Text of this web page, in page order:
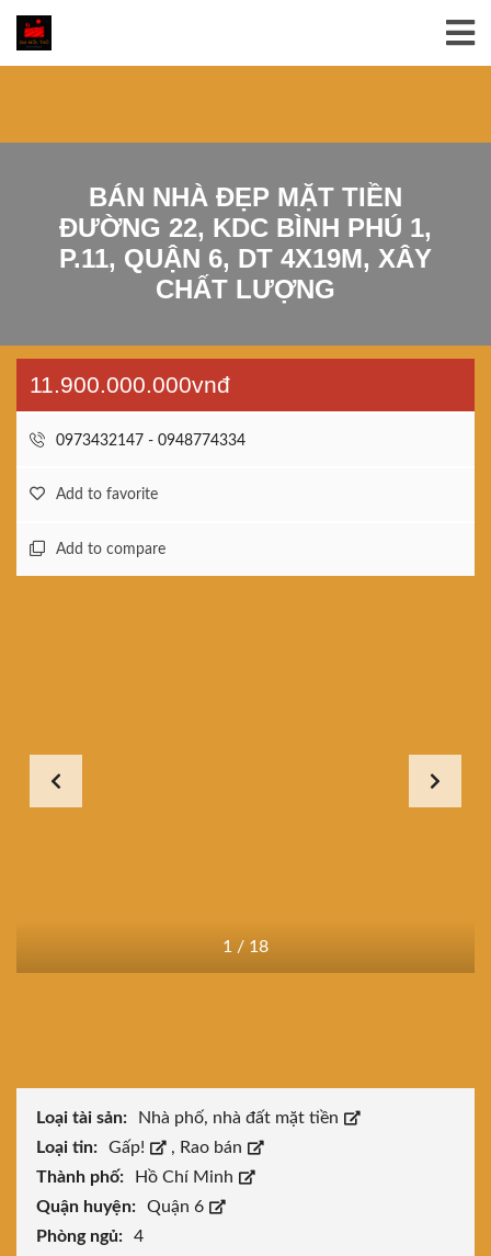
BÁN NHÀ ĐẸP MẶT TIỀN
ĐƯỜNG 22, KDC BÌNH PHÚ 1,
P.11, QUẬN 6, DT 4X19M, XÂY
CHẤT LƯỢNG
11.900.000.000vnđ
0973432147 - 0948774334
Add to favorite
Add to compare
1 / 18
Loại tài sản:
Nhà phố, nhà đất mặt tiền
Loại tin:
Gấp! , Rao bán
Thành phố:
Hồ Chí Minh
Quận huyện:
Quận 6
Phòng ngủ:
4